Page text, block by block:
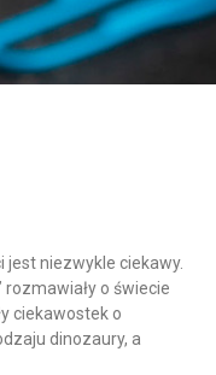
niezwykle ciekawy.
rozmawiały o świecie
ciekawostek o
dinozaury, a